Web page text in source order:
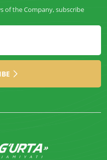
of the Company, subscribe